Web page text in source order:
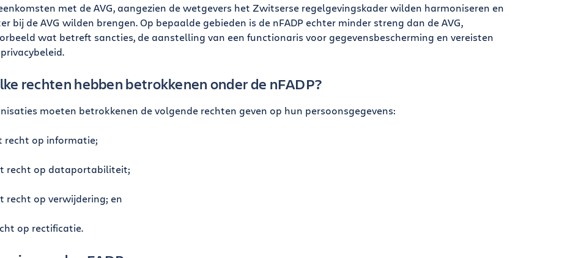
met de AVG, aangezien de wetgevers het Zwitserse regelgevingskader wilden harmoniseren en
bij de AVG wilden brengen. Op bepaalde gebieden is de nFADP echter minder streng dan de AVG,
wat betreft sancties, de aanstelling van een functionaris voor gegevensbescherming en vereisten
rechten hebben betrokkenen onder de nFADP?
moeten betrokkenen de volgende rechten geven op hun persoonsgegevens:
recht op informatie;
recht op dataportabiliteit;
recht op verwijdering; en
op rectificatie.